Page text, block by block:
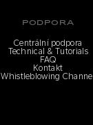
PODPORA
Centrální podpora
Technical & Tutorials
FAQ
Kontakt
Whistleblowing Channel